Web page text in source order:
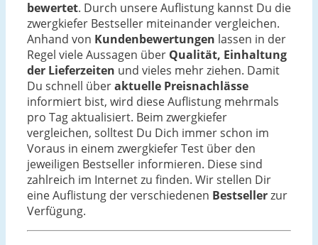
bewertet. Durch unsere Auflistung kannst Du die
zwergkiefer Bestseller miteinander vergleichen.
Anhand von Kundenbewertungen lassen in der
Regel viele Aussagen über Qualität, Einhaltung
der Lieferzeiten und vieles mehr ziehen. Damit
Du schnell überaktuelle Preisnachlässe
informiert bist, wird diese Auflistung mehrmals
pro Tag aktualisiert. Beim zwergkiefer
vergleichen, solltest Du Dich immer schon im
Voraus in einem zwergkiefer Test über den
jeweiligen Bestseller informieren. Diese sind
zahlreich im Internet zu finden. Wir stellen Dir
eine Auflistung der verschiedenen Bestsellerzur
Verfügung.